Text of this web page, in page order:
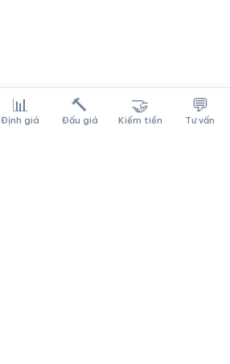
📊
Định giá
🔨
Đấu giá
🤝
Kiếm tiền
💬
Tư vấn